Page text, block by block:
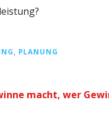
PLANUNG
macht, wer